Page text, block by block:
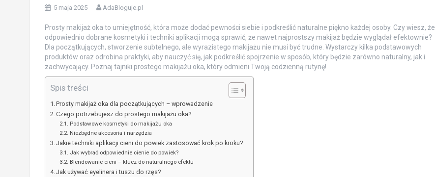
5 maja 2025 AdaBloguje.pl
Prosty makijaż oka to umiejętność, która może dodać pewności siebie i podkreślić naturalne piękno każdej osoby. Czy wiesz, że
odpowiednio dobrane kosmetyki i techniki aplikacji mogą sprawić, że nawet najprostszy makijaż będzie wyglądał efektownie?
Dla początkujących, stworzenie subtelnego, ale wyrazistego makijażu nie musi być trudne. Wystarczy kilka podstawowych
produktów oraz odrobina praktyki, aby nauczyć się, jak podkreślić spojrzenie w sposób, który będzie zarówno naturalny, jak i
zachwycający. Poznaj tajniki prostego makijażu oka, który odmieni Twoją codzienną rutynę!
Spis treści
Prosty makijaż oka dla początkujących – wprowadzenie
Czego potrzebujesz do prostego makijażu oka?
Podstawowe kosmetyki do makijażu oka
Niezbędne akcesoria i narzędzia
Jakie techniki aplikacji cieni do powiek zastosować krok po kroku?
Jak wybrać odpowiednie cienie do powiek?
Blendowanie cieni – klucz do naturalnego efektu
Jak używać eyelinera i tuszu do rzęs?